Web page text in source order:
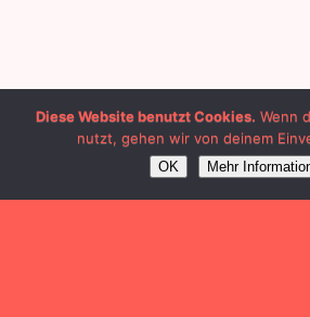
Diese Website benutzt Cookies. Wenn
nutzt, gehen wir von deinem
OK Mehr